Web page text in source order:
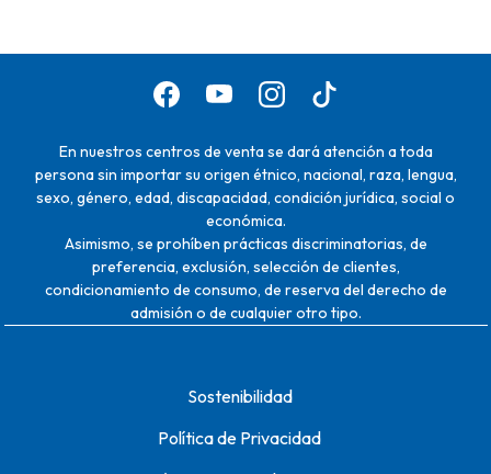
En nuestros centros de venta se dará atención a toda
persona sin importar su origen étnico, nacional, raza, lengua,
sexo, género, edad, discapacidad, condición jurídica, social o
económica.
Asimismo, se prohíben prácticas discriminatorias, de
preferencia, exclusión, selección de clientes,
condicionamiento de consumo, de reserva del derecho de
admisión o de cualquier otro tipo.
Sostenibilidad
Política de Privacidad